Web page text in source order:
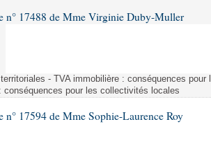
n° 17488 de Mme Virginie Duby-Muller
- TVA immobilière : conséquences
conséquences pour les collectivités locales
n° 17594 de Mme Sophie-Laurence Roy